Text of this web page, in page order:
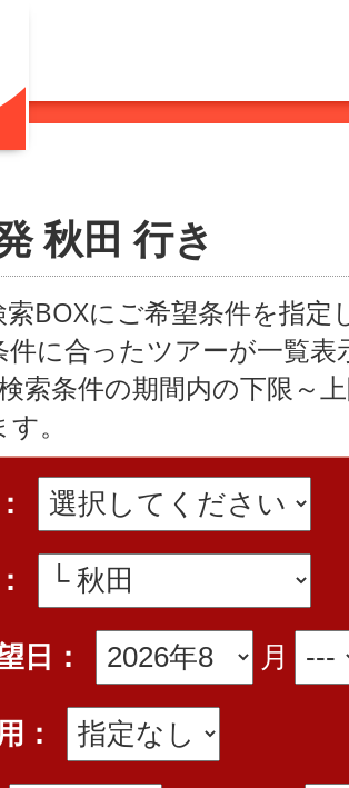
秋田 行き
BOXにご希望条件を指定
件に合ったツアーが一覧表
索条件の期間内の下限～
。
日：
月
：